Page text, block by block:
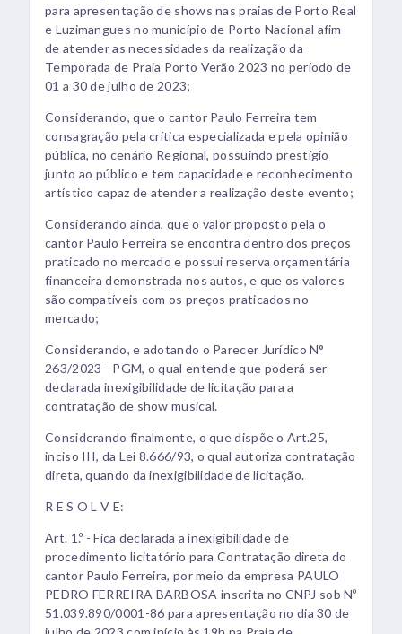
para apresentação de shows nas praias de Porto Real
e Luzimangues no município de Porto Nacional afim
de atender as necessidades da realização da
Temporada de Praia Porto Verão 2023 no período de
01 a 30 de julho de 2023;
Considerando, que o cantor Paulo Ferreira tem
consagração pela crítica especializada e pela opinião
pública, no cenário Regional, possuindo prestígio
junto ao público e tem capacidade e reconhecimento
artístico capaz de atender a realização deste evento;
Considerando ainda, que o valor proposto pela o
cantor Paulo Ferreira se encontra dentro dos preços
praticado no mercado e possui reserva orçamentária
financeira demonstrada nos autos, e que os valores
são compatíveis com os preços praticados no
mercado;
Considerando, e adotando o Parecer Jurídico N°
263/2023 - PGM, o qual entende que poderá ser
declarada inexigibilidade de licitação para a
contratação de show musical.
Considerando finalmente, o que dispõe o Art.25,
inciso III, da Lei 8.666/93, o qual autoriza contratação
direta, quando da inexigibilidade de licitação.
R E S O L V E:
Art. 1.º - Fica declarada a inexigibilidade de
procedimento licitatório para Contratação direta do
cantor Paulo Ferreira, por meio da empresa PAULO
PEDRO FERREIRA BARBOSA inscrita no CNPJ sob Nº
51.039.890/0001-86 para apresentação no dia 30 de